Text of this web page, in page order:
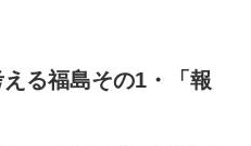
る福島その1・「報